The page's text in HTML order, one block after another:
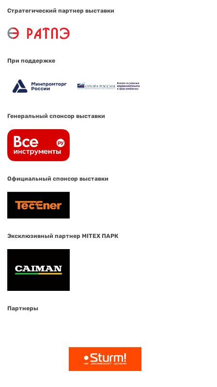
Стратегический партнер выставки
При поддержке
Генеральный спонсор выставки
Официальный спонсор выставки
Эксклюзивный партнер MITEX ПАРК
Партнеры